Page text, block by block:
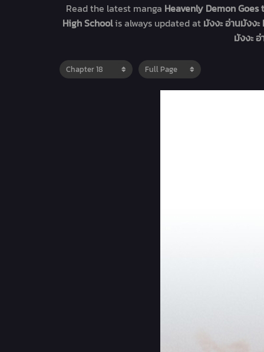
Read the latest manga Heavenly Demon
High Schoolis always updated at มังงะ อ่านมังง
มังงะ